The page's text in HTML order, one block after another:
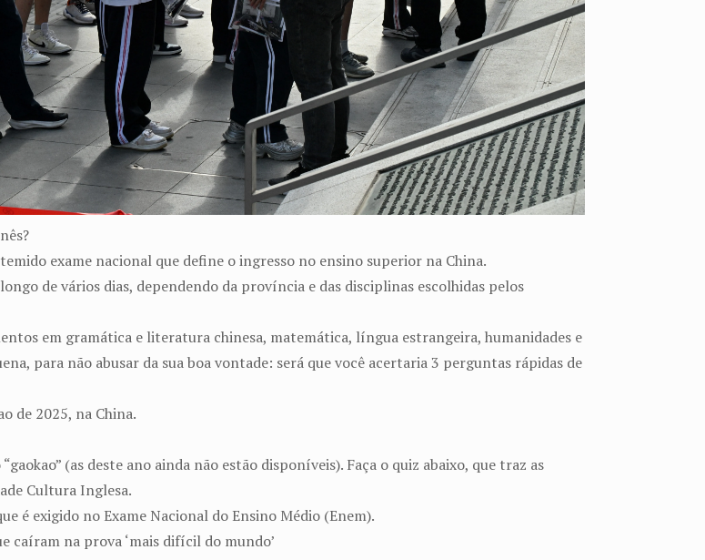
exame nacional que define o ingresso no ensino superior na China.
de vários dias, dependendo da província e das disciplinas escolhidas pelos
em gramática e literatura chinesa, matemática, língua estrangeira, humanidades e
para não abusar da sua boa vontade: será que você acertaria 3 perguntas rápidas de
de 2025, na China.
(as deste ano ainda não estão disponíveis). Faça o quiz abaixo, que traz as
Cultura Inglesa.
é exigido no Exame Nacional do Ensino Médio (Enem).
caíram na prova ‘mais difícil do mundo’